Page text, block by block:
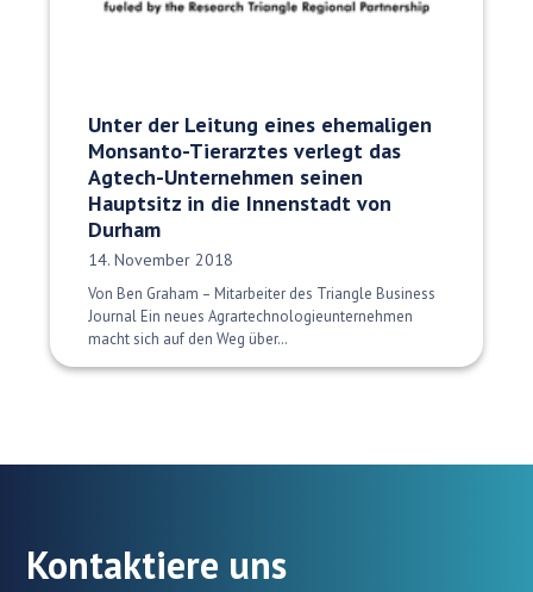
Unter der Leitung eines ehemaligen
Monsanto-Tierarztes verlegt das
Agtech-Unternehmen seinen
Hauptsitz in die Innenstadt von
Durham
Veröffentlichungsdatum:
14. November 2018
Von Ben Graham – Mitarbeiter des Triangle Business
Journal Ein neues Agrartechnologieunternehmen
macht sich auf den Weg über…
Kontaktiere uns